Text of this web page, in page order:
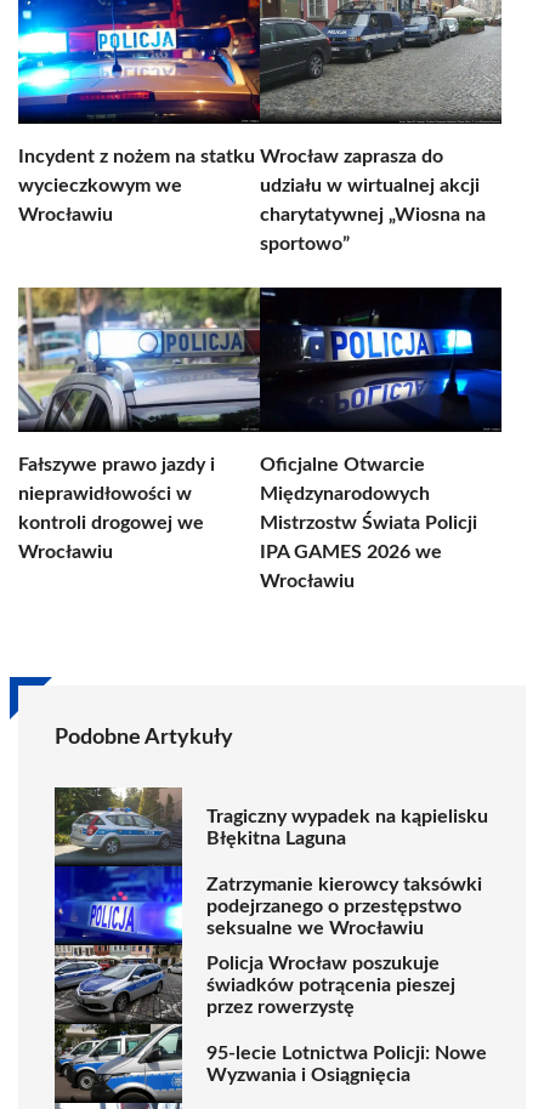
Incydent z nożem na statku
wycieczkowym we
Wrocławiu
Wrocław zaprasza do
udziału w wirtualnej akcji
charytatywnej „Wiosna na
sportowo”
Fałszywe prawo jazdy i
nieprawidłowości w
kontroli drogowej we
Wrocławiu
Oficjalne Otwarcie
Międzynarodowych
Mistrzostw Świata Policji
IPA GAMES 2026 we
Wrocławiu
Podobne Artykuły
Tragiczny wypadek na kąpielisku
Błękitna Laguna
Zatrzymanie kierowcy taksówki
podejrzanego o przestępstwo
seksualne we Wrocławiu
Policja Wrocław poszukuje
świadków potrącenia pieszej
przez rowerzystę
95-lecie Lotnictwa Policji: Nowe
Wyzwania i Osiągnięcia